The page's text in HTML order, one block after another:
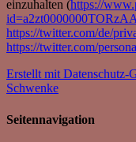
einzuhalten (https://
https://twitter.com/de/
https://twitter.com/
Erstellt mit Datenschutz-
Schwenke
Seitennavigation